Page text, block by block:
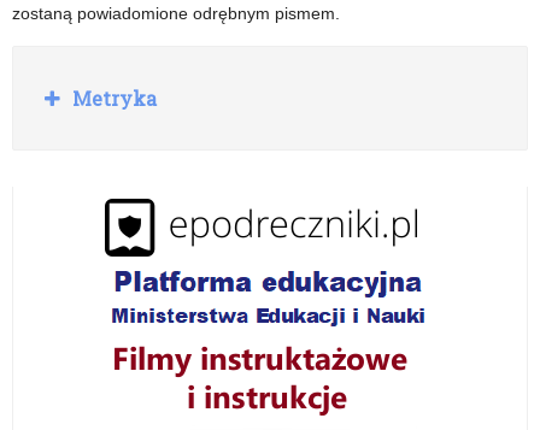
zostaną powiadomione odrębnym pismem.
R
o
Metryka